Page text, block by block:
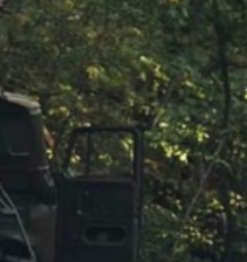
[email protected]
Політика